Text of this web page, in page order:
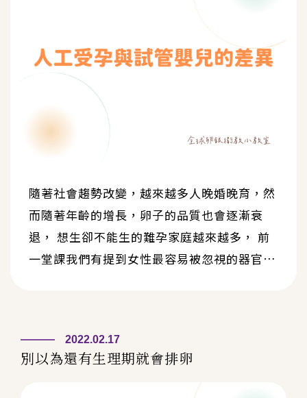
隨著社會趨勢改變，越來越多人晚婚晚育，然
而隨著年齡的增長，卵子的品質也會逐漸衰
退， 想生卻不能生的難孕家庭越來越多， 前
一堂課我們有提到女性最容易被忽視的器官是
來增加懷孕率！人工生殖又分為人工受孕以及
試管嬰兒， 接下來我們將為大家介紹如何進
2022.02.17
別以為還有生理期就會排卵